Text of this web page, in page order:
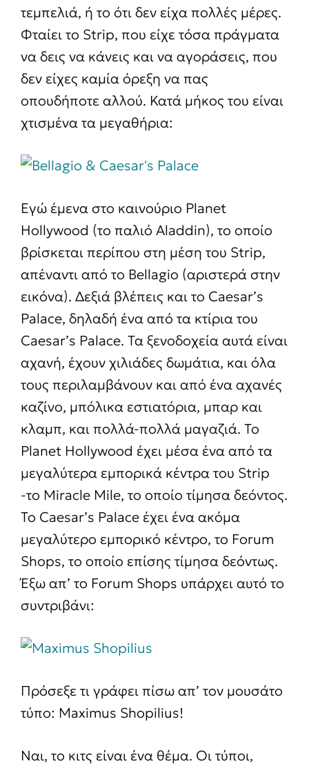
τεμπελιά, ή το ότι δεν είχα πολλές μέρες.
Φταίει το Strip, που είχε τόσα πράγματα
να δεις να κάνεις και να αγοράσεις, που
δεν είχες καμία όρεξη να πας
οπουδήποτε αλλού. Κατά μήκος του είναι
χτισμένα τα μεγαθήρια:
Εγώ έμενα στο καινούριο Planet
Hollywood (το παλιό Aladdin), το οποίο
βρίσκεται περίπου στη μέση του Strip,
απέναντι από το Bellagio (αριστερά στην
εικόνα). Δεξιά βλέπεις και το Caesar’s
Palace, δηλαδή ένα από τα κτίρια του
Caesar’s Palace. Τα ξενοδοχεία αυτά είναι
αχανή, έχουν χιλιάδες δωμάτια, και όλα
τους περιλαμβάνουν και από ένα αχανές
καζίνο, μπόλικα εστιατόρια, μπαρ και
κλαμπ, και πολλά-πολλά μαγαζιά. Το
Planet Hollywood έχει μέσα ένα από τα
μεγαλύτερα εμπορικά κέντρα του Strip
-το Miracle Mile, το οποίο τίμησα δεόντος.
Το Caesar’s Palace έχει ένα ακόμα
μεγαλύτερο εμπορικό κέντρο, το Forum
Shops, το οποίο επίσης τίμησα δεόντως.
Έξω απ’ το Forum Shops υπάρχει αυτό το
συντριβάνι:
Πρόσεξε τι γράφει πίσω απ’ τον μουσάτο
τύπο: Maximus Shopilius!
Ναι, το κιτς είναι ένα θέμα. Οι τύποι,